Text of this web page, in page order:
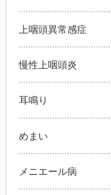
上咽頭異常感症
慢性上咽頭炎
耳鳴り
めまい
メニエール病